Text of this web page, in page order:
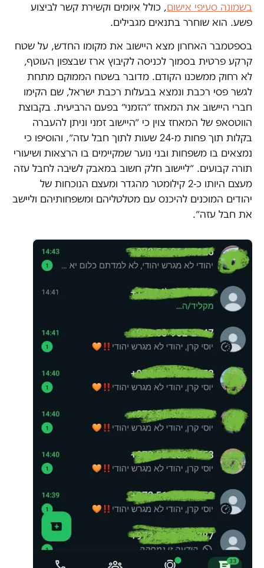
בשמונה סעיפי אישום, כולל איומים וקשירת קשר לביצוע
פשע. הוא שוחרר בתנאים מגבילים.
בספטמבר האחרון מצא היישוב את מקומו החדש, על שטח
קרקע פרטית בסמוך לכניסה לקיבוץ ארז שבצפון העוטף,
לא רחוק ממשכנו הקודם. מדובר בשטח הממוקם מתחת
לגשר פסי רכבת ונמצא בבעלות רכבת ישראל, שם הקימו
חברי היישוב את המאחז ״הזמני״ בפעם הרביעית. בקבוצת
הווטסאפ של המאחז צוין כי ״היישוב זמני וניתן להעברה
בקלות תוך פחות מ-24 שעות לתוך חבל עזה״, והוסיפו כי
נמצאים בו משפחות ובני נוער שמקיימים בו הרצאות ושיעורי
תורה קבועים. ״ליישוב חלק חשוב במאבק לשיבה לחבל עזה
מעצם היותו כ-2 קילומטר מהגדר ומעצם הנוכחות של
יהודים המוכנים להיכנס עם מטלטליהם ומשפחותיהם וליישב
את חבל עזה״.